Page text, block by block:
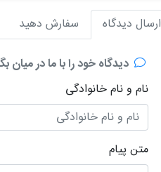
ارسال دیدگاه سفارش دهید
دیدگاه خود را با ما در میان
نام و نام خانوادگی
متن پیام